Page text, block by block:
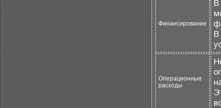
Финансирование
В
Операционные
расходы